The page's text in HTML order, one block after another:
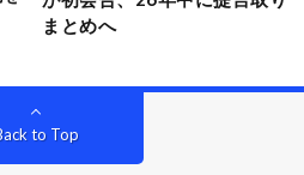
まとめへ
to Top